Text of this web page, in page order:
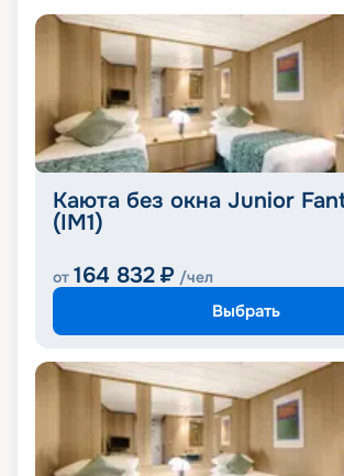
Каюта без окна Junior
(IM1)
от 164 832 ₽ /чел
Выбрать